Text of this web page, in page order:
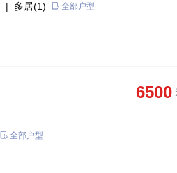
| 多居(1) 全部户型
6500
全部户型